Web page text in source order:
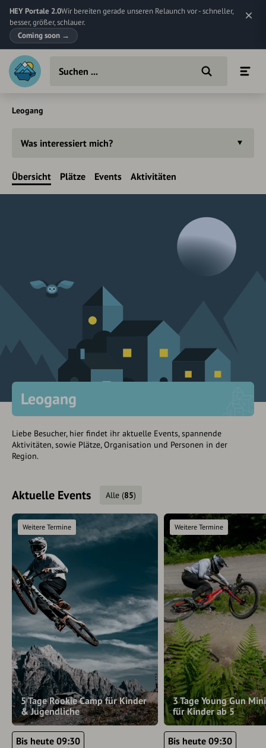
HEY Portale 2.0Wir bereiten gerade unseren Relaunch vor - schneller,
besser, größer, schlauer.
Coming soon →
Leogang
Was interessiert mich?
Übersicht Plätze Events Aktivitäten
Leogang
Liebe Besucher, hier findet ihr aktuelle Events, spannende
Aktivitäten, sowie Plätze, Organisation und Personen in der
Region.
Aktuelle Events Alle (85)
5 Tage Rookie Camp für Kinder
& Jugendliche
Weitere Termine
Bis heute 09:30
3 Tage Young Gun
für Kinder ab 5
Weitere Termine
Bis heute 09:30